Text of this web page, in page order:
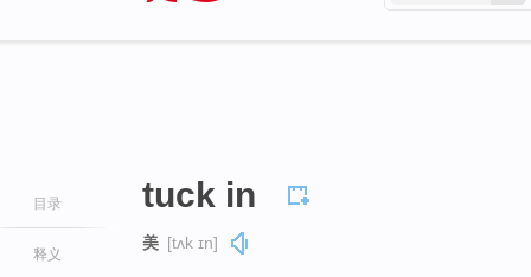
目录
释义
tuck in
美 [tʌk ɪn]